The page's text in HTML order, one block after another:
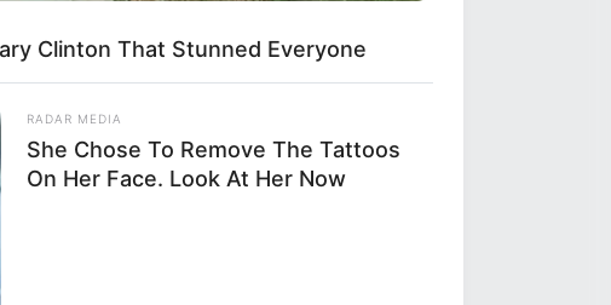
Clinton That Stunned Everyone
RADAR MEDIA
She Chose To Remove The Tattoos
On Her Face. Look At Her Now